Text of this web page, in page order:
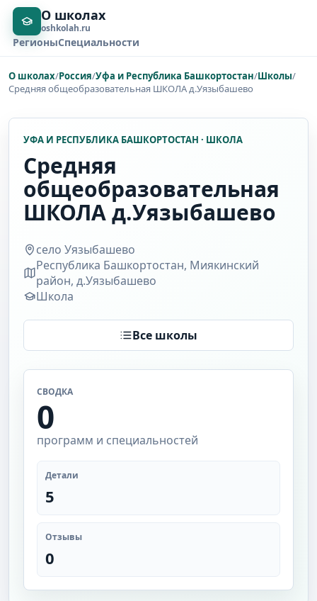
О школах
oshkolah.ru
РегионыСпециальности
О школах/Россия/Уфа и Республика Башкортостан/Школы/
Средняя общеобразовательная ШКОЛА д.Уязыбашево
УФА И РЕСПУБЛИКА БАШКОРТОСТАН · ШКОЛА
Средняя
общеобразовательная
ШКОЛА д.Уязыбашево
село Уязыбашево
Республика Башкортостан, Миякинский
район, д.Уязыбашево
Школа
Все школы
СВОДКА
0
программ и специальностей
Детали
5
Отзывы
0